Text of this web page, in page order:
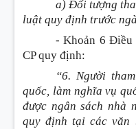
a) Đối tượng
luật quy định trước
- Khoản 6 Điều
CP quy định:
“6. Người
quốc, làm nghĩa vụ
được ngân sách nhà
quy định tại các văn